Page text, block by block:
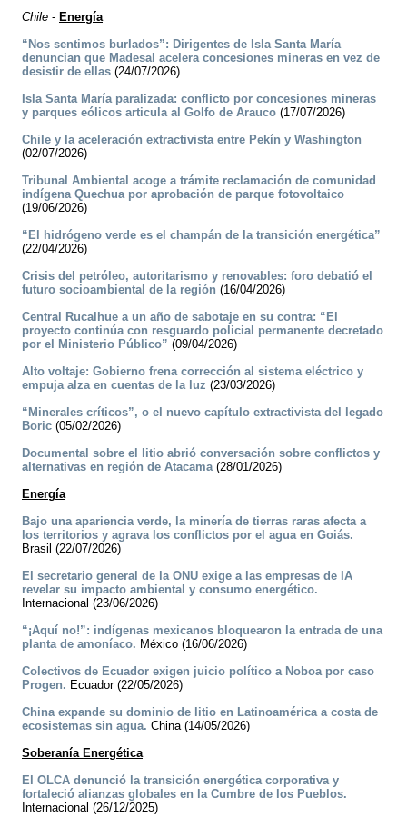
Chile - Energía
“Nos sentimos burlados”: Dirigentes de Isla Santa María
denuncian que Madesal acelera concesiones mineras en vez de
desistir de ellas (24/07/2026)
Isla Santa María paralizada: conflicto por concesiones mineras
y parques eólicos articula al Golfo de Arauco (17/07/2026)
Chile y la aceleración extractivista entre Pekín y Washington
(02/07/2026)
Tribunal Ambiental acoge a trámite reclamación de comunidad
indígena Quechua por aprobación de parque fotovoltaico
(19/06/2026)
“El hidrógeno verde es el champán de la transición energética”
(22/04/2026)
Crisis del petróleo, autoritarismo y renovables: foro debatió el
futuro socioambiental de la región (16/04/2026)
Central Rucalhue a un año de sabotaje en su contra: “El
proyecto continúa con resguardo policial permanente decretado
por el Ministerio Público” (09/04/2026)
Alto voltaje: Gobierno frena corrección al sistema eléctrico y
empuja alza en cuentas de la luz (23/03/2026)
“Minerales críticos”, o el nuevo capítulo extractivista del legado
Boric (05/02/2026)
Documental sobre el litio abrió conversación sobre conflictos y
alternativas en región de Atacama(28/01/2026)
Energía
Bajo una apariencia verde, la minería de tierras raras afecta a
los territorios y agrava los conflictos por el agua en Goiás.
Brasil (22/07/2026)
El secretario general de la ONU exige a las empresas de IA
revelar su impacto ambiental y consumo energético.
Internacional (23/06/2026)
“¡Aquí no!”: indígenas mexicanos bloquearon la entrada de una
planta de amoníaco. México (16/06/2026)
Colectivos de Ecuador exigen juicio político a Noboa por caso
Progen. Ecuador (22/05/2026)
China expande su dominio de litio en Latinoamérica a costa de
ecosistemas sin agua. China (14/05/2026)
Soberanía Energética
El OLCA denunció la transición energética corporativa y
fortaleció alianzas globales en la Cumbre de los Pueblos.
Internacional (26/12/2025)